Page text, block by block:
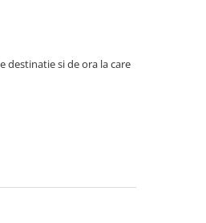
destinatie si de ora la care